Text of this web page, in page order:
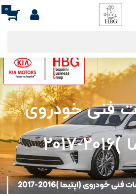
0
فنی خودروی
2017